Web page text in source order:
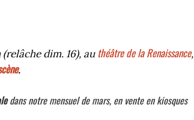
(relâche dim. 16), au théâtre de la Renaissance,
.
dans notre mensuel de mars, en vente en kiosques